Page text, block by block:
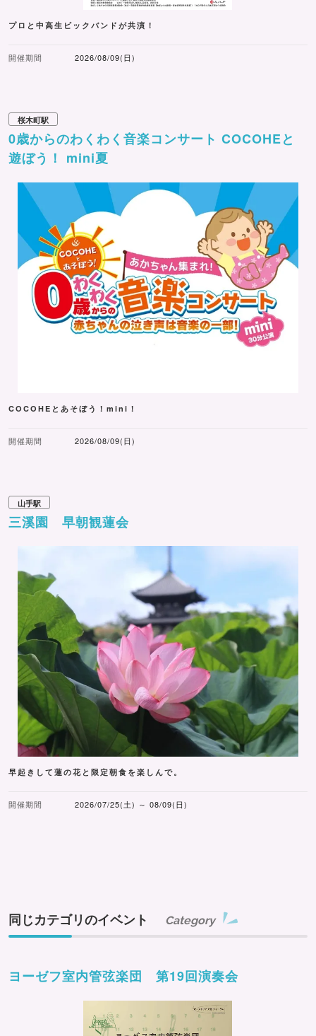
プロと中高生ビックバンドが共演！
開催期間 2026/08/09(日)
桜木町駅
0歳からのわくわく音楽コンサート COCOHEと
遊ぼう！ mini夏
COCOHEとあそぼう！mini！
開催期間 2026/08/09(日)
山手駅
三溪園 早朝観蓮会
早起きして蓮の花と限定朝食を楽しんで。
開催期間 2026/07/25(土) ～ 08/09(日)
同じカテゴリのイベント Category
ヨーゼフ室内管弦楽団 第19回演奏会